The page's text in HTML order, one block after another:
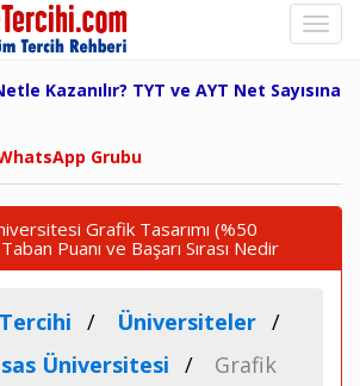
Kazanılır? TYT ve AYT Net Sayısına
Grubu
Grafik Tasarımı (%50
Puanı ve Başarı Sırası Nedir
Üniversiteler
Üniversitesi
Grafik